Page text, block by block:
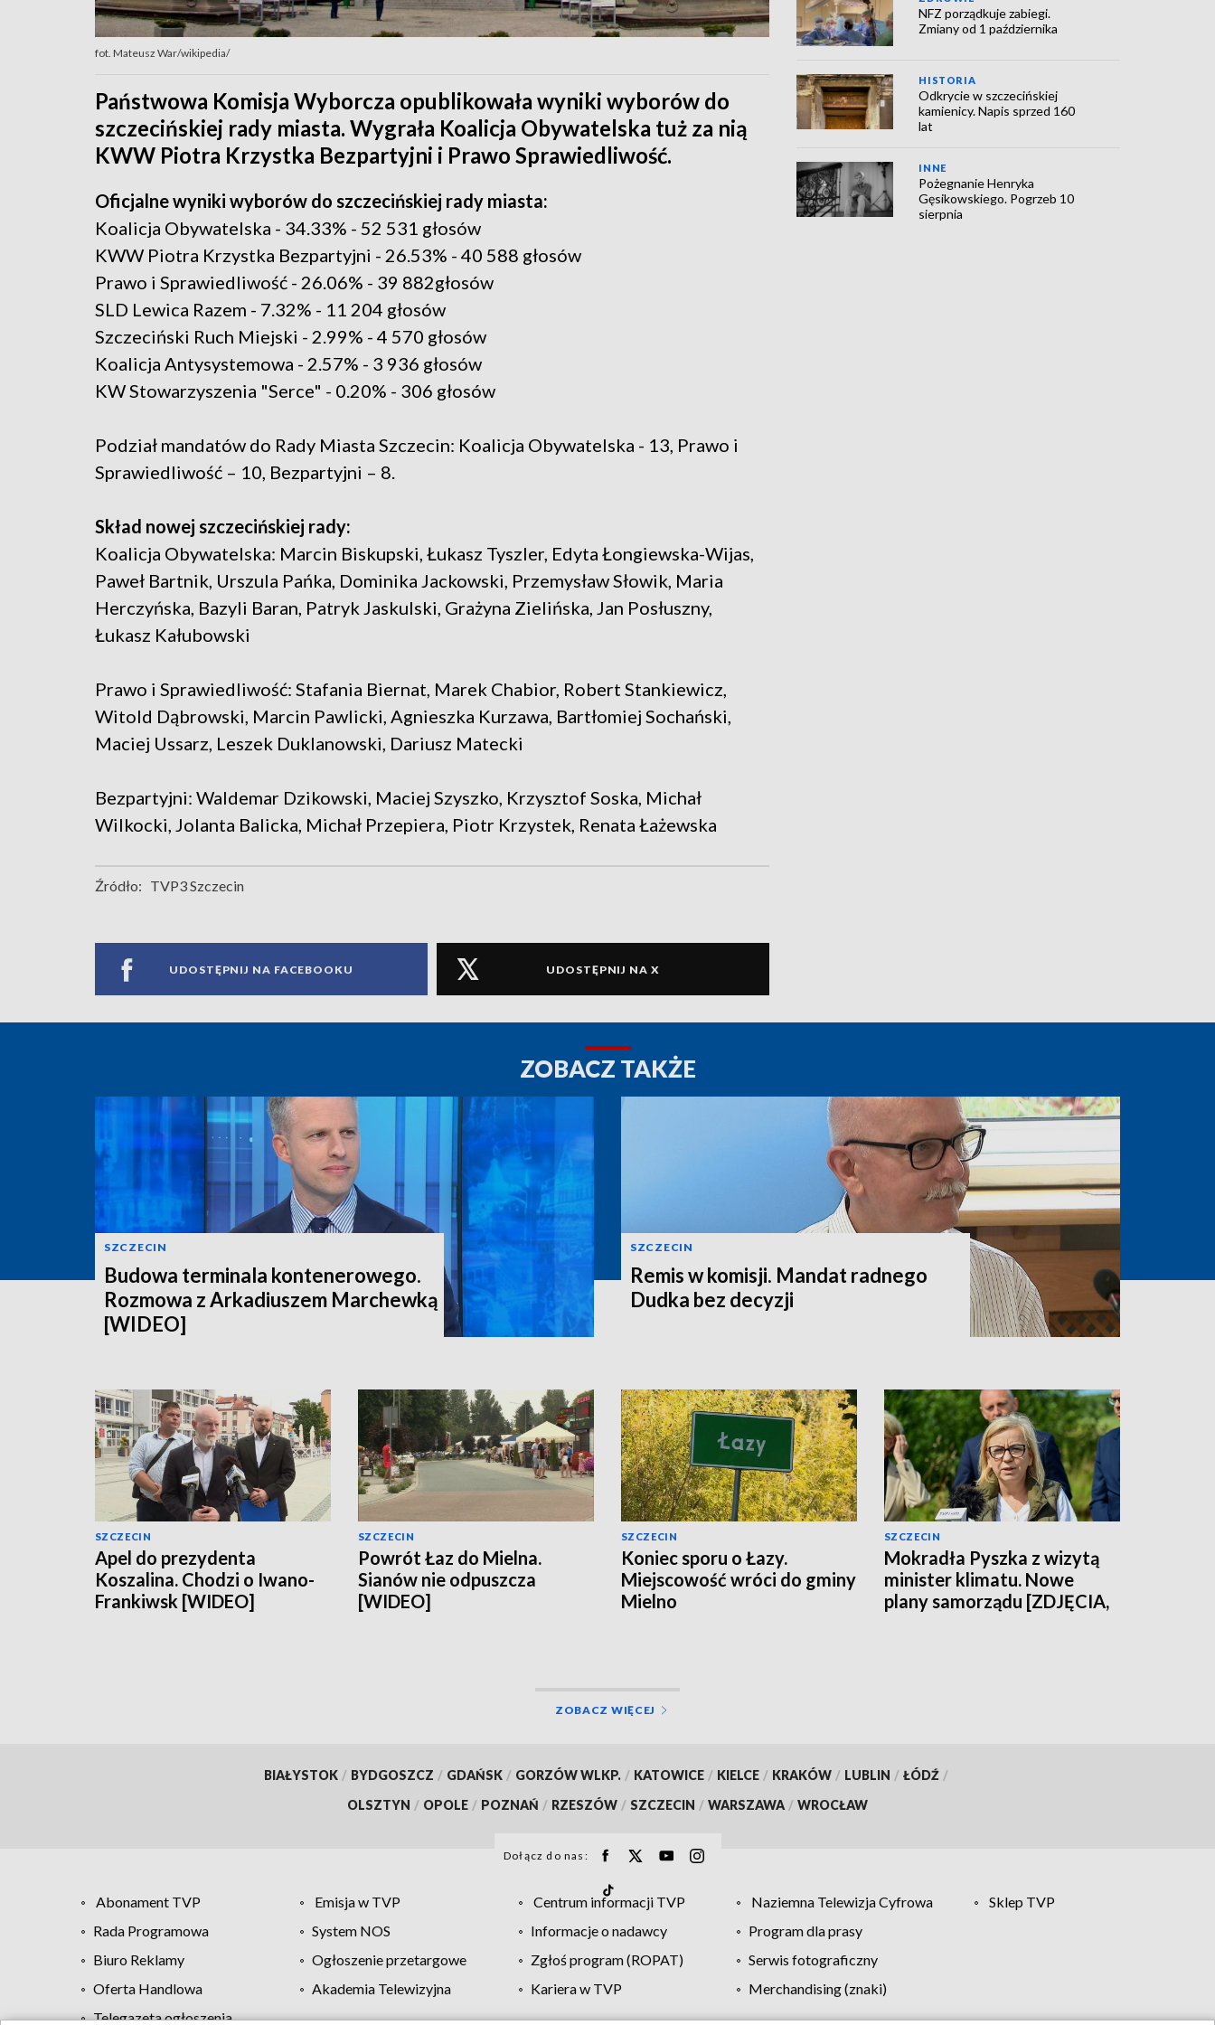
fot. Mateusz War/wikipedia/
Państwowa Komisja Wyborcza opublikowała wyniki wyborów do
szczecińskiej rady miasta. Wygrała Koalicja Obywatelska tuż za nią
KWW Piotra Krzystka Bezpartyjni i Prawo Sprawiedliwość.
Oficjalne wyniki wyborów do szczecińskiej rady miasta:
Koalicja Obywatelska - 34.33% - 52 531 głosów
KWW Piotra Krzystka Bezpartyjni - 26.53% - 40 588 głosów
Prawo i Sprawiedliwość - 26.06% - 39 882głosów
SLD Lewica Razem - 7.32% - 11 204 głosów
Szczeciński Ruch Miejski - 2.99% - 4 570 głosów
Koalicja Antysystemowa - 2.57% - 3 936 głosów
KW Stowarzyszenia "Serce" - 0.20% - 306 głosów
Podział mandatów do Rady Miasta Szczecin: Koalicja Obywatelska - 13, Prawo i
Sprawiedliwość – 10, Bezpartyjni – 8.
Skład nowej szczecińskiej rady:
Koalicja Obywatelska: Marcin Biskupski, Łukasz Tyszler, Edyta Łongiewska-Wijas,
Paweł Bartnik, Urszula Pańka, Dominika Jackowski, Przemysław Słowik, Maria
Herczyńska, Bazyli Baran, Patryk Jaskulski, Grażyna Zielińska, Jan Posłuszny,
Łukasz Kałubowski
Prawo i Sprawiedliwość: Stafania Biernat, Marek Chabior, Robert Stankiewicz,
Witold Dąbrowski, Marcin Pawlicki, Agnieszka Kurzawa, Bartłomiej Sochański,
Maciej Ussarz, Leszek Duklanowski, Dariusz Matecki
Bezpartyjni: Waldemar Dzikowski, Maciej Szyszko, Krzysztof Soska, Michał
Wilkocki, Jolanta Balicka, Michał Przepiera, Piotr Krzystek, Renata Łażewska
Źródło: TVP3 Szczecin
UDOSTĘPNIJ NA FACEBOOKU UDOSTĘPNIJ NA X
NFZ porządkuje zabiegi.
Zmiany od 1 października
HISTORIA
Odkrycie w szczecińskiej
kamienicy. Napis sprzed 160
lat
INNE
Pożegnanie Henryka
Gęsikowskiego. Pogrzeb 10
sierpnia
ZOBACZ TAKŻE
SZCZECIN
Budowa terminala kontenerowego.
Rozmowa z Arkadiuszem Marchewką
[WIDEO]
SZCZECIN
Remis w komisji. Mandat radnego
Dudka bez decyzji
SZCZECIN
Apel do prezydenta
Koszalina. Chodzi o Iwano-
Frankiwsk [WIDEO]
SZCZECIN
Powrót Łaz do Mielna.
Sianów nie odpuszcza
[WIDEO]
SZCZECIN
Koniec sporu o Łazy.
Miejscowość wróci do gminy
Mielno
SZCZECIN
Mokradła Pyszka z wizytą
minister klimatu. Nowe
plany samorządu [ZDJĘCIA,
ZOBACZ WIĘCEJ
BIAŁYSTOK / BYDGOSZCZ / GDAŃSK / GORZÓW WLKP. / KATOWICE / KIELCE / KRAKÓW / LUBLIN / ŁÓDŹ /
OLSZTYN / OPOLE / POZNAŃ / RZESZÓW / SZCZECIN / WARSZAWA / WROCŁAW
Dołącz do nas:
Abonament TVP Emisja w TVP Centrum informacji TVP Naziemna Telewizja Cyfrowa
Sklep TVP
Rada Programowa
System NOS Informacje o nadawcy
Program dla prasy
Biuro Reklamy
Ogłoszenie przetargowe Zgłoś program (ROPAT)
Serwis fotograficzny
Oferta Handlowa
Akademia Telewizyjna Kariera w TVP
Merchandising (znaki)
Telegazeta ogłoszenia